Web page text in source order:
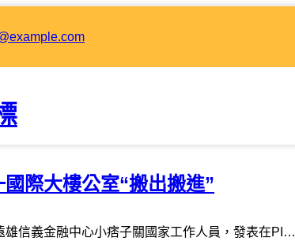
際大樓公室“搬出搬進”
雄信義金融中心小痞子關國家工作人員，發表在PI…